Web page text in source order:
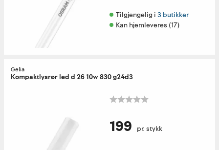
Tilgjengelig i 3 butikker
Kan hjemleveres (17)
Gelia
Kompaktlysrør led d 26 10w 830 g24d3
199 pr. stykk